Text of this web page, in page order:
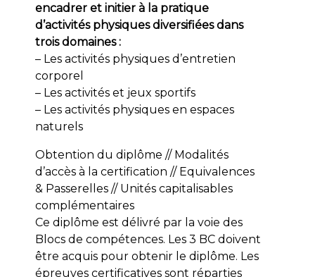
encadrer et initier à la pratique
d’activités physiques diversifiées dans
trois domaines :
– Les activités physiques d’entretien
corporel
– Les activités et jeux sportifs
– Les activités physiques en espaces
naturels
Obtention du diplôme // Modalités
d’accès à la certification // Equivalences
& Passerelles // Unités capitalisables
complémentaires
Ce diplôme est délivré par la voie des
Blocs de compétences. Les 3 BC doivent
être acquis pour obtenir le diplôme. Les
épreuves certificatives sont réparties